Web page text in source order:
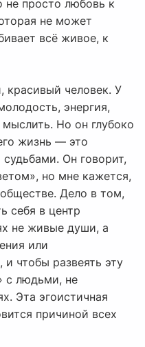
не просто любовь к
не может
всё живое, к
человек. У
энергия,
Но он глубоко
жизнь — это
Он говорит,
но мне кажется,
Дело в том,
себя в центр
не живые души, а
или
чтобы развеять эту
с людьми, не
Эта эгоистичная
причиной всех